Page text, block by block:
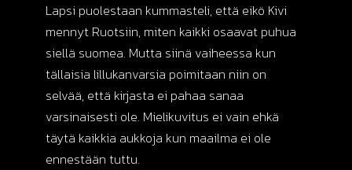
Lapsi puolestaan kummasteli, että eikö Kivi
mennyt Ruotsiin, miten kaikki osaavat puhua
siellä suomea. Mutta siinä vaiheessa kun
tällaisia lillukanvarsia poimitaan niin on
selvää, että kirjasta ei pahaa sanaa
varsinaisesti ole. Mielikuvitus ei vain ehkä
täytä kaikkia aukkoja kun maailma ei ole
ennestään tuttu.